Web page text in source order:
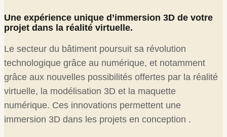
Une expérience unique d’immersion 3D de votre
projet dans la réalité virtuelle.
Le secteur du bâtiment poursuit sa révolution
technologique grâce au numérique, et notamment
grâce aux nouvelles possibilités offertes par la réalité
virtuelle, la modélisation 3D et la maquette
numérique. Ces innovations permettent une
immersion 3D dans les projets en conception .